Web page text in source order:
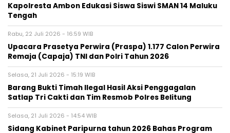
Kapolresta Ambon Edukasi Siswa Siswi SMAN 14 Maluku
Tengah
Rabu, 22 Juli 2026 - 16:59 WIB
Upacara Prasetya Perwira (Praspa) 1.177 Calon Perwira
Remaja (Capaja) TNI dan Polri Tahun 2026
Selasa, 21 Juli 2026 - 15:19 WIB
Barang Bukti Timah Ilegal Hasil Aksi Penggagalan
Satlap Tri Cakti dan Tim Resmob Polres Belitung
Selasa, 21 Juli 2026 - 14:54 WIB
Sidang Kabinet Paripurna tahun 2026 Bahas Program